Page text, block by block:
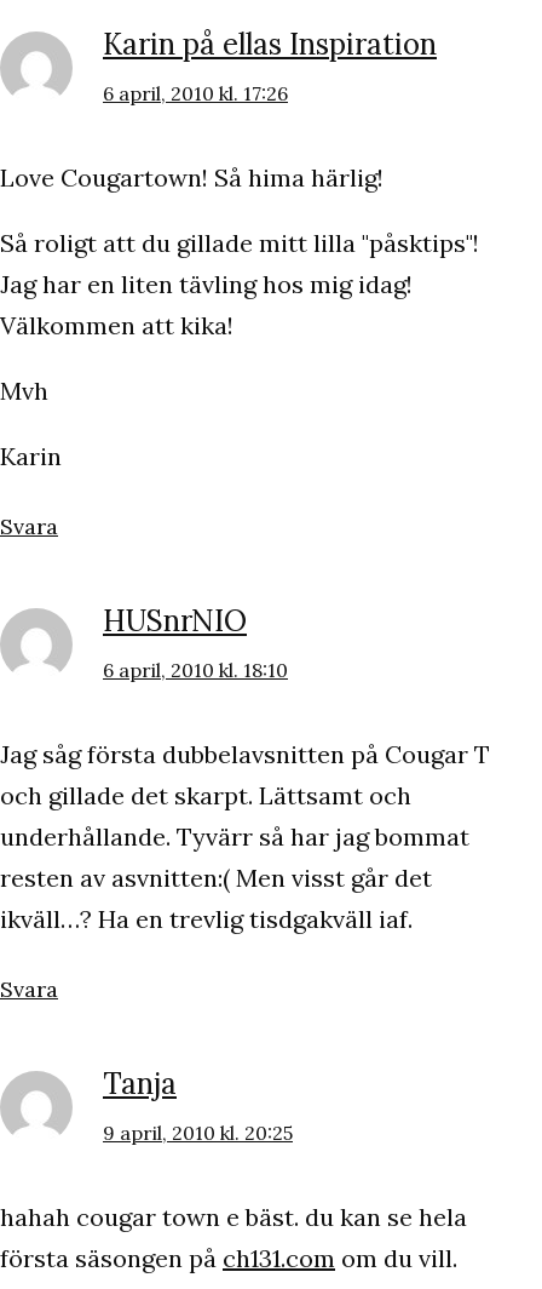
Karin på ellas Inspiration
6 april, 2010 kl. 17:26
Love Cougartown! Så hima härlig!
Så roligt att du gillade mitt lilla "påsktips"!
Jag har en liten tävling hos mig idag!
Välkommen att kika!
Mvh
Karin
Svara
HUSnrNIO
6 april, 2010 kl. 18:10
Jag såg första dubbelavsnitten på Cougar T
och gillade det skarpt. Lättsamt och
underhållande. Tyvärr så har jag bommat
resten av asvnitten:( Men visst går det
ikväll…? Ha en trevlig tisdgakväll iaf.
Svara
Tanja
9 april, 2010 kl. 20:25
hahah cougar town e bäst. du kan se hela
första säsongen på ch131.com om du vill.